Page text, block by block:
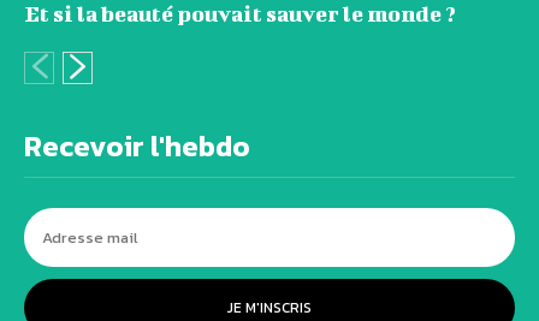
Et si la beauté pouvait sauver le monde ?
Recevoir l'hebdo
JE M'INSCRIS